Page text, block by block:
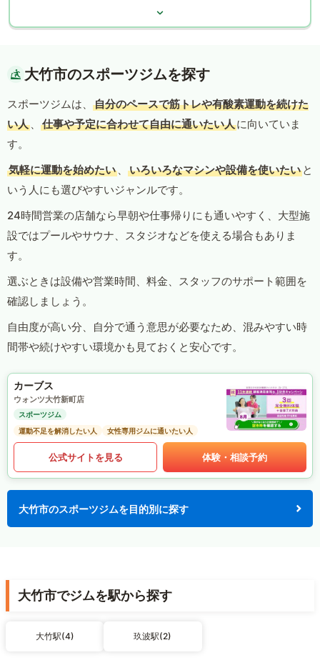
大竹市のスポーツジムを探す
スポーツジムは、
自分のペースで筋トレや有酸素運動を続けた
い人 、 仕事や予定に合わせて自由に通いたい人に向いていま
す。
気軽に運動を始めたい 、 いろいろなマシンや設備を使いたい と
いう人にも選びやすいジャンルです。
24時間営業の店舗なら早朝や仕事帰りにも通いやすく、大型施
設ではプールやサウナ、スタジオなどを使える場合もありま
す。
選ぶときは設備や営業時間、料金、スタッフのサポート範囲を
確認しましょう。
自由度が高い分、自分で通う意思が必要なため、混みやすい時
間帯や続けやすい環境かも見ておくと安心です。
カーブス
ウォンツ大竹新町店
スポーツジム
運動不足を解消したい人
女性専用ジムに通いたい人
公式サイトを見る 体験・相談予約
大竹市のスポーツジムを目的別に探す
大竹市でジムを駅から探す
大竹駅(4) 玖波駅(2)